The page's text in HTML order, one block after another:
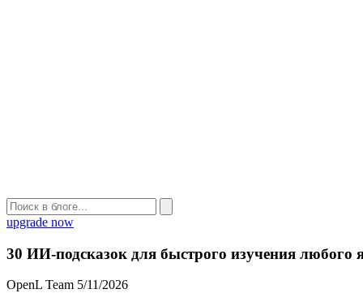
upgrade now
30 ИИ-подсказок для быстрого изучения любого
OpenL Team 5/11/2026